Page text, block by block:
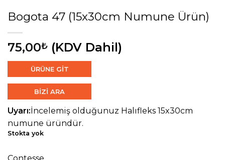
Bogota 47 (15x30cm Numune Ürün)
75,00₺ (KDV Dahil)
ÜRÜNE GİT
BİZİ ARA
Uyarı:İncelemiş olduğunuz Halıfleks 15x30cm
numune üründür.
Stokta yok